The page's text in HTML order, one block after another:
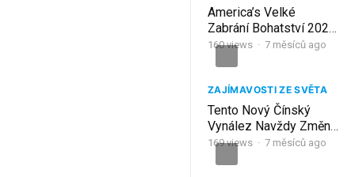
America’s Velké
Zabrání Bohatství 2027
— Nový Výkonný Příkaz
160views · 7 měsíců ago
ZAJÍMAVOSTI ZE SVĚTA
Tento Nový Čínský
Vynález Navždy Změní
Svět
169views · 7 měsíců ago